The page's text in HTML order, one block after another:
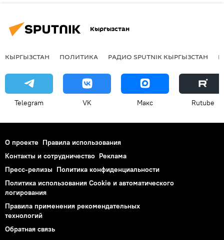
Кыргызстан
КЫРГЫЗСТАН ПОЛИТИКА РАДИО SPUTNIK КЫРГЫЗСТАН
Telegram VK Макс Rutube
О проекте Правила использования
Контакты и сотрудничество Реклама
Пресс-релизы Политика конфиденциальности
Политика использования Cookie и автоматического
логирования
Правила применения рекомендательных
технологий
Обратная связь